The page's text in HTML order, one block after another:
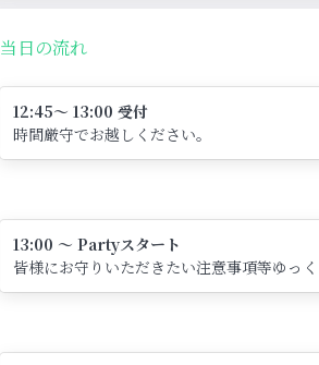
当日の流れ
12:45～ 13:00 受付
時間厳守でお越しください。
13:00 ～ Partyスタート
皆様にお守りいただきたい注意事項等ゆっ